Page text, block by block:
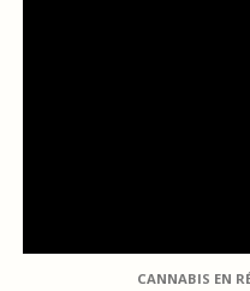
CANNABIS EN